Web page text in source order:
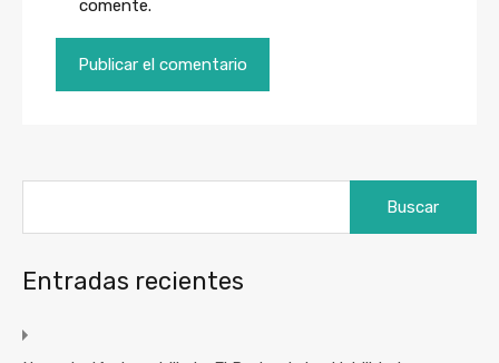
comente.
Entradas recientes